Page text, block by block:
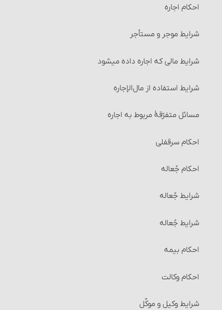
احکام اجاره‏
شرایط موجر و مستأجر
شرایط مالی که اجاره داده می‏شود
شرایط استفاده از مال‌الإجاره
مسائل متفرّقۀ مربوط به اجاره
احکام سرقفلی
احکام جُعاله
شرایط جُعاله‏
شرایط جُعاله‏
احکام بیمه
احکام وکالت
شرایط وکیل و موکِّل